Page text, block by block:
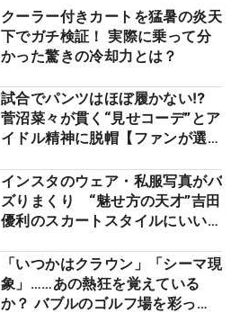
クーラー付きカートを猛暑の炎天
下でガチ検証！ 実際に乗って分
かった驚きの冷却力とは？
試合でパンツはほぼ履かない⁉
菅沼菜々が貫く“見せコーデ”とア
イドル精神に脱帽【ファンが選ぶ
インスタのウェア・私服写真がバ
ズりまくり “魅せ方の天才”吉田
優利のスカートスタイルにいい
「いつかはクラウン」「シーマ現
象」……あの熱狂を覚えている
か？ バブルのゴルフ場を彩った